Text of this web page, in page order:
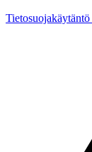
Tietosuojakäytäntö